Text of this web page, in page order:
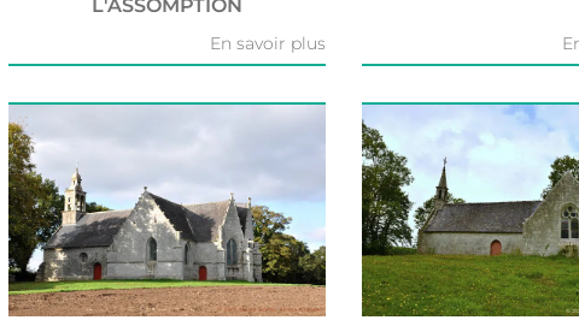
L'ASSOMPTION
En savoir plus